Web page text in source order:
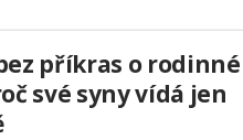
příkras o rodinné
své syny vídá jen